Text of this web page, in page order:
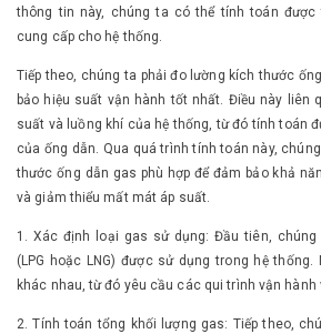
thông tin này, chúng ta có thể tính toán
cung cấp cho hệ thống.
Tiếp theo, chúng ta phải đo lường kích thước
bảo hiệu suất vận hành tốt nhất. Điều này liên
suất và luồng khí của hệ thống, từ đó tính toán
của ống dẫn. Qua quá trình tính toán này,
thước ống dẫn gas phù hợp để đảm bảo khả
và giảm thiểu mất mát áp suất.
1. Xác định loại gas sử dụng: Đầu tiên,
(LPG hoặc LNG) được sử dụng trong hệ
khác nhau, từ đó yêu cầu các qui trình vận hành
2. Tính toán tổng khối lượng gas: Tiếp theo,